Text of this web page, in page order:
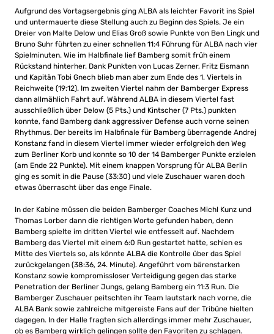
Aufgrund des Vortagsergebnis ging ALBA als leichter Favorit ins Spiel
und untermauerte diese Stellung auch zu Beginn des Spiels. Je ein
Dreier von Malte Delow und Elias Groß sowie Punkte von Ben Lingk und
Bruno Suhr führten zu einer schnellen 11:4 Führung für ALBA nach vier
Spielminuten. Wie im Halbfinale lief Bamberg somit früh einem
Rückstand hinterher. Dank Punkten von Lucas Zerner, Fritz Eismann
und Kapitän Tobi Gnech blieb man aber zum Ende des 1. Viertels in
Reichweite (19:12). Im zweiten Viertel nahm der Bamberger Express
dann allmählich Fahrt auf. Während ALBA in diesem Viertel fast
ausschließlich über Delow (5 Pts.) und Kintscher (7 Pts.) punkten
konnte, fand Bamberg dank aggressiver Defense auch vorne seinen
Rhythmus. Der bereits im Halbfinale für Bamberg überragende Andrej
Konstanz fand in diesem Viertel immer wieder erfolgreich den Weg
zum Berliner Korb und konnte so 10 der 14 Bamberger Punkte erzielen
(am Ende 22 Punkte). Mit einem knappen Vorsprung für ALBA Berlin
ging es somit in die Pause (33:30) und viele Zuschauer waren doch
etwas überrascht über das enge Finale.
In der Kabine müssen die beiden Bamberger Coaches Michl Kunz und
Thomas Lorber dann die richtigen Worte gefunden haben, denn
Bamberg spielte im dritten Viertel wie entfesselt auf. Nachdem
Bamberg das Viertel mit einem 6:0 Run gestartet hatte, schien es
Mitte des Viertels so, als könnte ALBA die Kontrolle über das Spiel
zurückgelangen (38:36, 24. Minute). Angeführt vom bärenstarken
Konstanz sowie kompromissloser Verteidigung gegen das starke
Penetration der Berliner Jungs, gelang Bamberg ein 11:3 Run. Die
Bamberger Zuschauer peitschten ihr Team lautstark nach vorne, die
ALBA Bank sowie zahlreiche mitgereiste Fans auf der Tribüne hielten
dagegen. In der Halle fragten sich allerdings immer mehr Zuschauer,
ob es Bamberg wirklich gelingen sollte den Favoriten zu schlagen.